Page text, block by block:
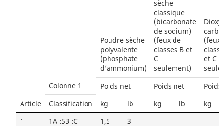
Colonne 1
Poudre sèche
polyvalente
(phosphate
d’ammonium)
sèche
classique
(bicarbonate
de sodium)
(feux de
classes B et
C
seulement)
et C
Poids net Poids net
Article
Classification kg lb kg lb
kg
1
1A :5B :C 1,5
3